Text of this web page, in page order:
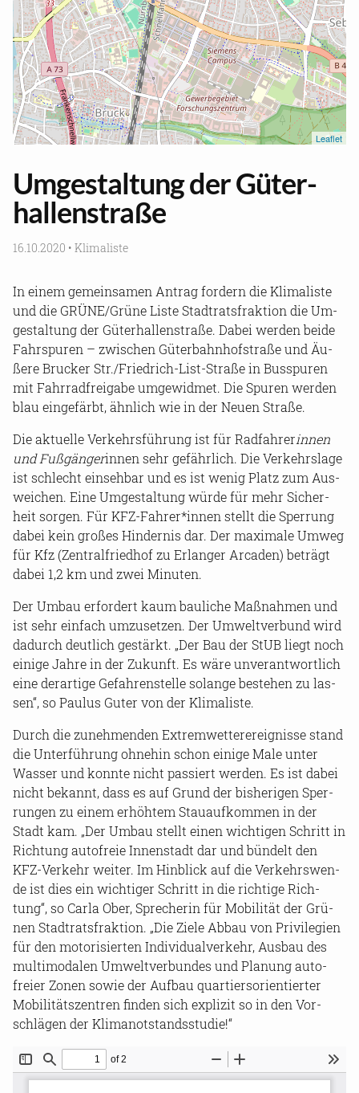
Le­af­let
Um­ge­stal­tung der Gü­ter­
hal­len­stra­ße
16.10.2020 • Kli­ma­lis­te
In einem ge­mein­sa­men An­trag for­dern die Kli­ma­lis­te
und die GRÜNE/Grüne Liste Stadt­rats­frak­ti­on die Um­
ge­stal­tung der Gü­ter­hal­len­stra­ße. Dabei wer­den beide
Fahr­spu­ren – zwi­schen Gü­ter­bahn­hof­stra­ße und Äu­
ße­re Bru­cker Str./Friedrich-​List-Straße in Bus­spu­ren
mit Fahr­rad­frei­ga­be um­ge­wid­met. Die Spu­ren wer­den
blau ein­ge­färbt, ähn­lich wie in der Neuen Stra­ße.
Die ak­tu­el­le Ver­kehrs­füh­rung ist für Rad­fah­rerinnen
und Fuß­gän­gerinnen sehr ge­fähr­lich. Die Ver­kehrs­la­ge
ist schlecht ein­seh­bar und es ist wenig Platz zum Aus­
wei­chen. Eine Um­ge­stal­tung würde für mehr Si­cher­
heit sor­gen. Für KFZ-​Fahrer*innen stellt die Sper­rung
dabei kein gro­ßes Hin­der­nis dar. Der ma­xi­ma­le Umweg
für Kfz (Zen­tral­fried­hof zu Er­lan­ger Ar­ca­den) be­trägt
dabei 1,2 km und zwei Mi­nu­ten.
Der Umbau er­for­dert kaum bau­li­che Maß­nah­men und
ist sehr ein­fach um­zu­set­zen. Der Um­welt­ver­bund wird
da­durch deut­lich ge­stärkt. „Der Bau der StUB liegt noch
ei­ni­ge Jahre in der Zu­kunft. Es wäre un­ver­ant­wort­lich
eine der­ar­ti­ge Ge­fah­ren­stel­le so­lan­ge be­stehen zu las­
sen“, so Pau­lus Guter von der Kli­ma­lis­te.
Durch die zu­neh­men­den Ex­trem­wet­ter­er­eig­nis­se stand
die Un­ter­füh­rung oh­ne­hin schon ei­ni­ge Male unter
Was­ser und konn­te nicht pas­siert wer­den. Es ist dabei
nicht be­kannt, dass es auf Grund der bis­he­ri­gen Sper­
run­gen zu einem er­höh­tem Stau­auf­kom­men in der
Stadt kam. „Der Umbau stellt einen wich­ti­gen Schritt in
Rich­tung au­to­freie In­nen­stadt dar und bün­delt den
KFZ-​Verkehr wei­ter. Im Hin­blick auf die Ver­kehrs­wen­
de ist dies ein wich­ti­ger Schritt in die rich­ti­ge Rich­
tung“, so Carla Ober, Spre­che­rin für Mo­bi­li­tät der Grü­
nen Stadt­rats­frak­ti­on. „Die Ziele Abbau von Pri­vi­le­gi­en
für den mo­to­ri­sier­ten In­di­vi­du­al­ver­kehr, Aus­bau des
mul­ti­moda­len Um­welt­ver­bun­des und Pla­nung au­to­
frei­er Zonen sowie der Auf­bau quar­tiers­ori­en­tier­ter
Mo­bi­li­täts­zen­tren fin­den sich ex­pli­zit so in den Vor­
schlä­gen der Kli­ma­not­stands­stu­die!“